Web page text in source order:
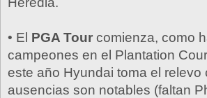
• El PGA Tour comienza, como
campeones en el Plantation
este año Hyundai toma el
ausencias son notables (faltan